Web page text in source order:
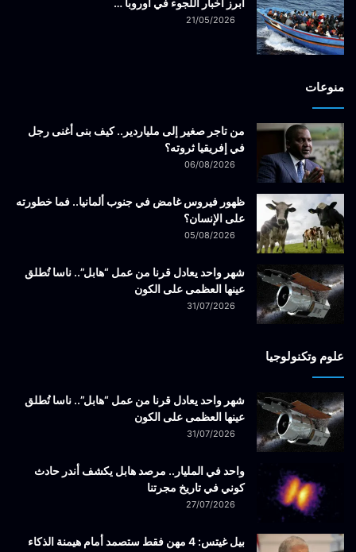
أبرز أخبار اللجوء في أوروبا …
21/05/2026
منوعات
من تاجر صغير إلى ملياردير.. كيف بنى أغنى رجل
في إفريقيا ثروته؟
06/08/2026
ظهور فيروس غامض في جنوب ألمانيا.. فما خطورته
على الإنسان؟
05/08/2026
شهر واحد يعادل قرنا من عمل “هابل”.. ناسا تُطلق
عينها العظمى على الكون
31/07/2026
علوم وتكنولوجيا
شهر واحد يعادل قرنا من عمل “هابل”.. ناسا تُطلق
عينها العظمى على الكون
31/07/2026
واحد في المليار.. مرصد هابل يكشف أندر حادث
كوني في تاريخ مجرتنا
27/07/2026
بيل غيتس: 4 مهن فقط ستصمد أمام هيمنة الذكاء